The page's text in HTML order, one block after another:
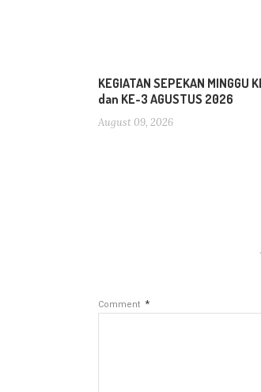
KEGIATAN SEPEKAN MINGGU
dan KE-3 AGUSTUS 2026
August 09, 2026
Comment *